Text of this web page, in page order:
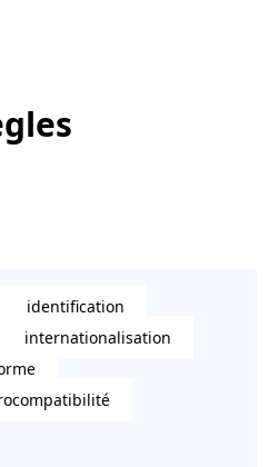
identification
internationalisation